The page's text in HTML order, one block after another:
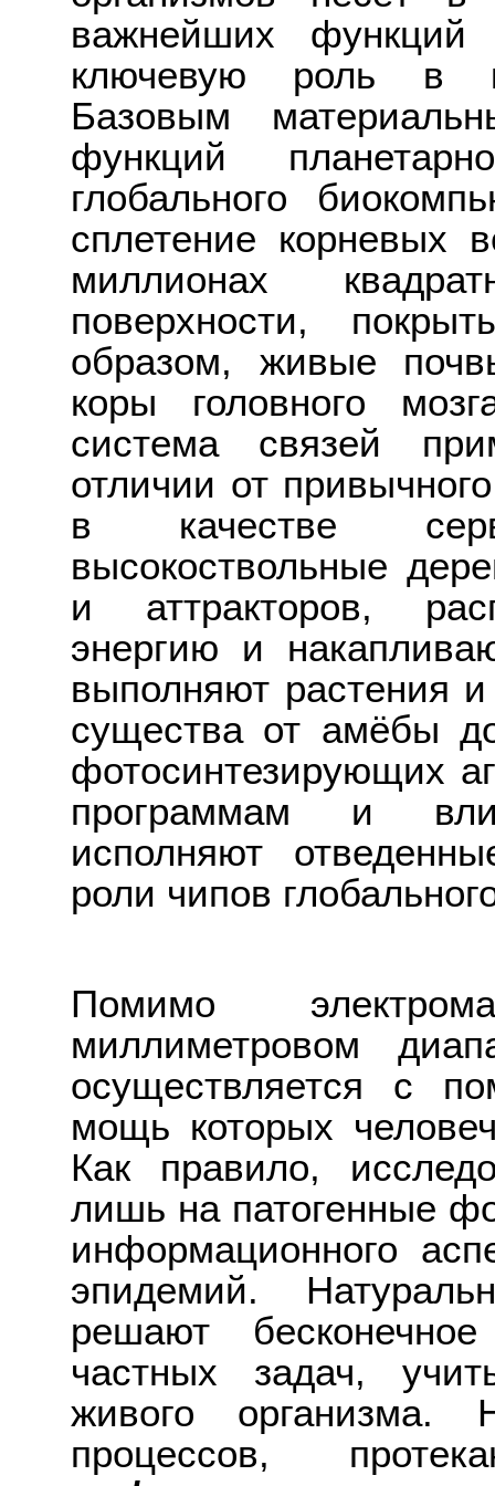
важнейших функций
ключевую роль в
Базовым
функций
глобального
сплетение корневых
миллионах
поверхности,
образом, живые
коры головного
система связей
отличии от
в качестве
высокоствольные
и аттракторов,
энергию и
выполняют растения
существа от амёбы
фотосинтезирующих
программам и
исполняют
роли чипов
Помимо
миллиметровом
осуществляется с
мощь которых
Как правило,
лишь на патогенные
информационного
эпидемий.
решают
частных задач,
живого организма.
процессов,